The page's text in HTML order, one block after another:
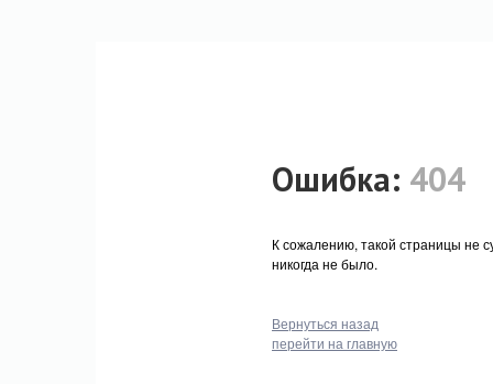
Ошибка: 404
К сожалению, такой страницы не
никогда не было.
Вернуться назад
перейти на главную